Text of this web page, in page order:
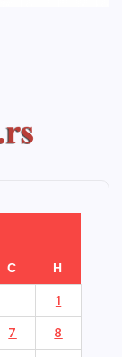
С Н
1
7 8